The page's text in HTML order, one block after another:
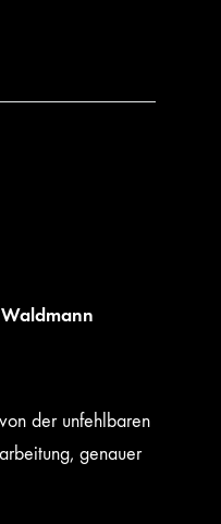
Waldmann
der unfehlbaren
genauer